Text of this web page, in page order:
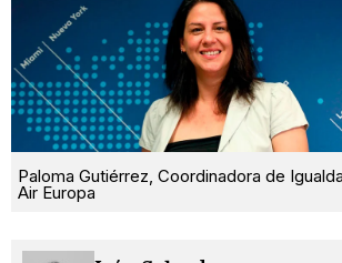
Paloma Gutiérrez, Coordinadora de
Air Europa